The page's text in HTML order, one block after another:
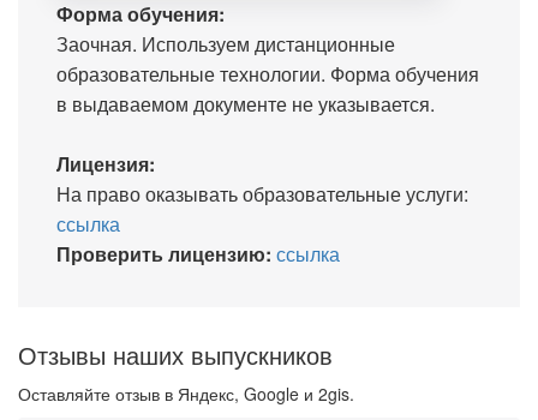
Форма обучения:
Заочная. Используем дистанционные
образовательные технологии. Форма обучения
в выдаваемом документе не указывается.
Лицензия:
На право оказывать образовательные услуги:
ссылка
Проверить лицензию: ссылка
Отзывы наших выпускников
Оставляйте отзыв в Яндекс, Google и 2gis.